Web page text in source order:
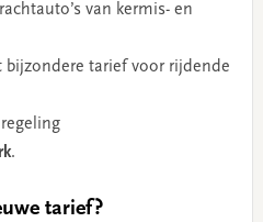
van kermis- en
bijzondere tarief voor rijdende
.
tarief?